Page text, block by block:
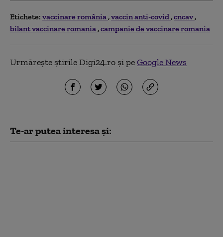
Etichete: vaccinare românia vaccin anti-covid cncav
bilant vaccinare romania campanie de vaccinare romania
Urmărește știrile Digi24.ro și peGoogle News
Te-ar putea interesa și: